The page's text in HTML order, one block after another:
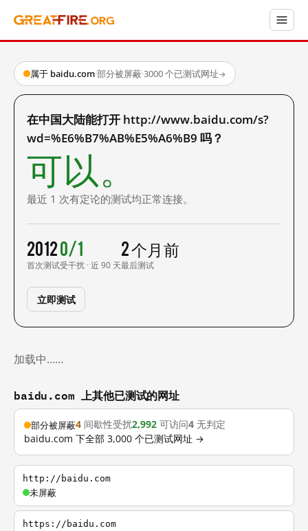
属于 baidu.com·部分被屏蔽·3000 个已测试网址→
在中国大陆能打开 http://www.baidu.com/s?
wd=%E6%B7%AB%E5%A6%B9 吗？
可以。
最近 1 次有定论的测试均正常连接。
2012
首次测试
0/1
受干扰 · 近 90 天
2 个月前
最后测试
立即测试
加载中……
baidu.com 上其他已测试的网址
部分被屏蔽4 间歇性受扰2,992 可访问4 无判定
baidu.com 下全部 3,000 个已测试网址 →
http://baidu.com
未屏蔽
https://baidu.com